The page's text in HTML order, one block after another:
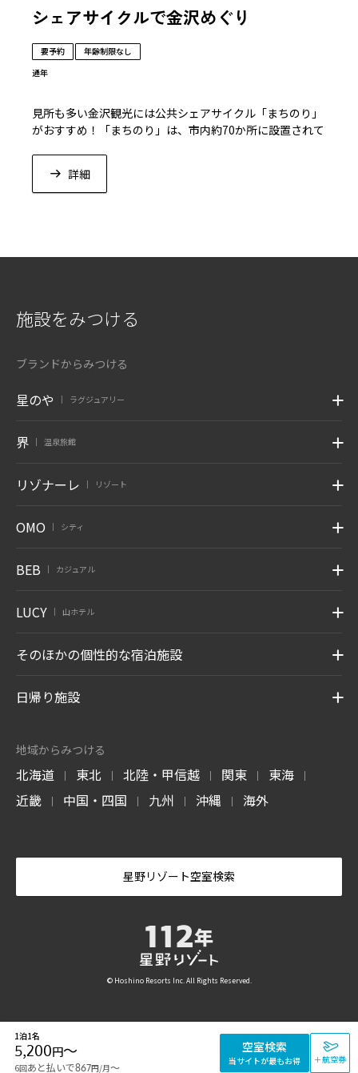
シェアサイクルで金沢めぐり
要予約
年齢制限なし
通年
見所も多い金沢観光には公共シェアサイクル「まちのり」
がおすすめ！「まちのり」は、市内約70か所に設置されて
ホテル周辺の長町武家屋敷跡や浅野川から金沢観光定番の
ぜひ、ホテル併設の「まちのり」サイクルスポットから自
詳細
1泊1名
5,200円〜
6回あと払いで867円/月〜
空室検索
当サイトが最もお得 ＋航空券
施設をみつける
ブランドからみつける
星のや ラグジュアリー
界 温泉旅館
リゾナーレ リゾート
OMO シティ
BEB カジュアル
LUCY 山ホテル
そのほかの個性的な宿泊施設
日帰り施設
地域からみつける
北海道 | 東北 | 北陸・甲信越 | 関東 | 東海 |
近畿 | 中国・四国 | 九州 | 沖縄 | 海外
星野リゾート空室検索
© Hoshino Resorts Inc. All Rights Reserved.